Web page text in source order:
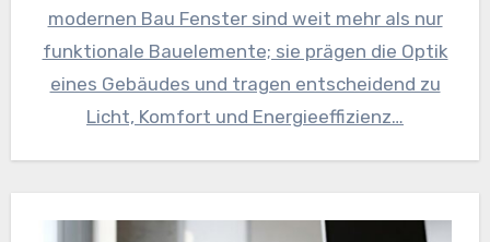
modernen Bau Fenster sind weit mehr als nur
funktionale Bauelemente; sie prägen die Optik
eines Gebäudes und tragen entscheidend zu
Licht, Komfort und Energieeffizienz…